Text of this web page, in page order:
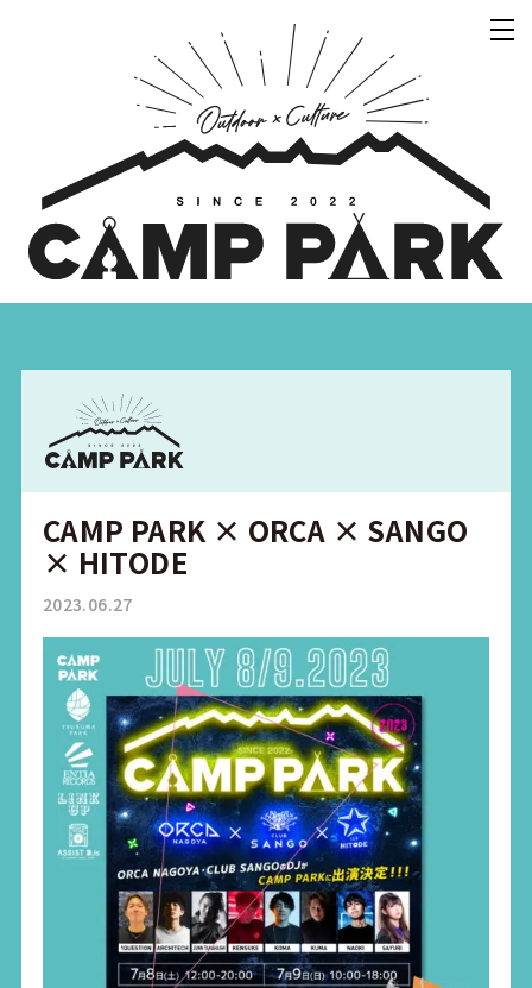
CAMP PARK × ORCA × SANGO
× HITODE
2023.06.27